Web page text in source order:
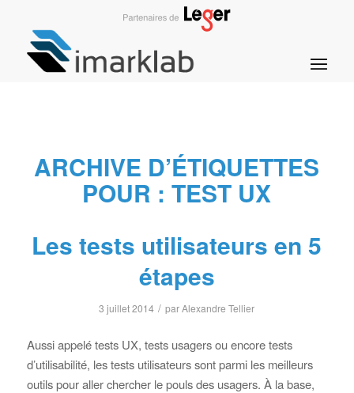
ARCHIVE D’ÉTIQUETTES
POUR :TEST UX
Les tests utilisateurs en 5
étapes
3 juillet 2014 / parAlexandre Tellier
Aussi appelé tests UX, tests usagers ou encore tests
d’utilisabilité, les tests utilisateurs sont parmi les meilleurs
outils pour aller chercher le pouls des usagers. À la base,